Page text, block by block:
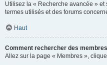
Utilisez la « Recherche avancée »
termes utilisés et des forums
Haut
Comment rechercher des
Allez sur la page « Membres »,